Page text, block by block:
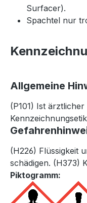
Surfacer).
Spachtel nur
Allgemeine
(P101) Ist
(H226) Flüssigkeit
schädigen. (H373)
Piktogramm: